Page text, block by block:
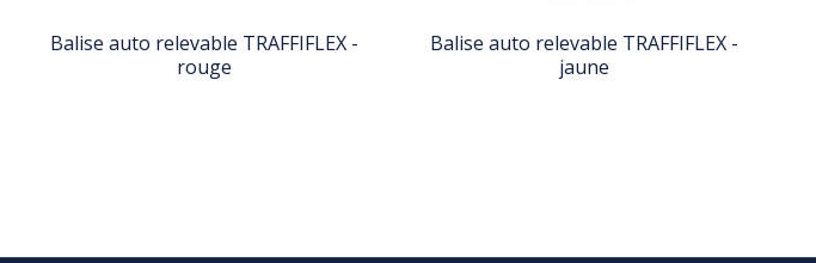
Balise auto relevable TRAFFIFLEX -
rouge
Balise auto relevable TRAFFIFLEX -
jaune